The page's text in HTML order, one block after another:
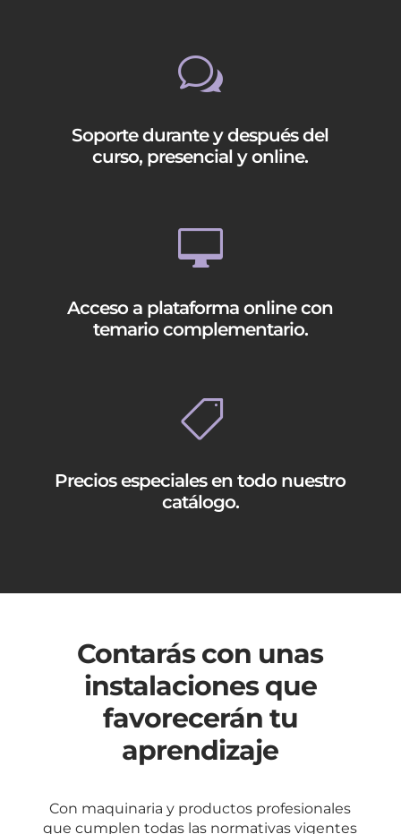
w
Soporte durante y después del
curso, presencial y online.

Acceso a plataforma online con
temario complementario.

Precios especiales en todo nuestro
catálogo.
Contarás con unas
instalaciones que
favorecerán tu
aprendizaje
Con maquinaria y productos profesionales
que cumplen todas las normativas vigentes